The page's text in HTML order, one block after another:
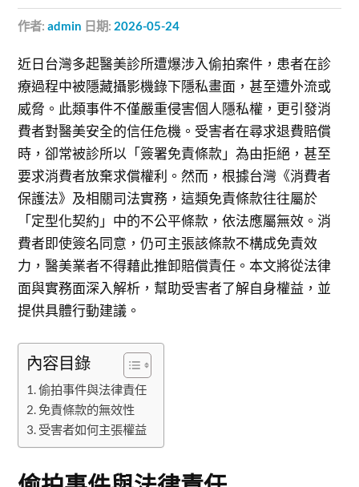
作者:admin 日期: 2026-05-24
近日台灣多起醫美診所遭爆涉入偷拍案件，患者在診
療過程中被隱藏攝影機錄下隱私畫面，甚至遭外流或
威脅。此類事件不僅嚴重侵害個人隱私權，更引發消
費者對醫美安全的信任危機。受害者在尋求退費賠償
時，卻常被診所以「簽署免責條款」為由拒絕，甚至
要求消費者放棄求償權利。然而，根據台灣《消費者
保護法》及相關司法實務，這類免責條款往往屬於
「定型化契約」中的不公平條款，依法應屬無效。消
費者即使簽名同意，仍可主張該條款不構成免責效
力，醫美業者不得藉此推卸賠償責任。本文將從法律
面與實務面深入解析，幫助受害者了解自身權益，並
提供具體行動建議。
內容目錄
偷拍事件與法律責任
免責條款的無效性
受害者如何主張權益